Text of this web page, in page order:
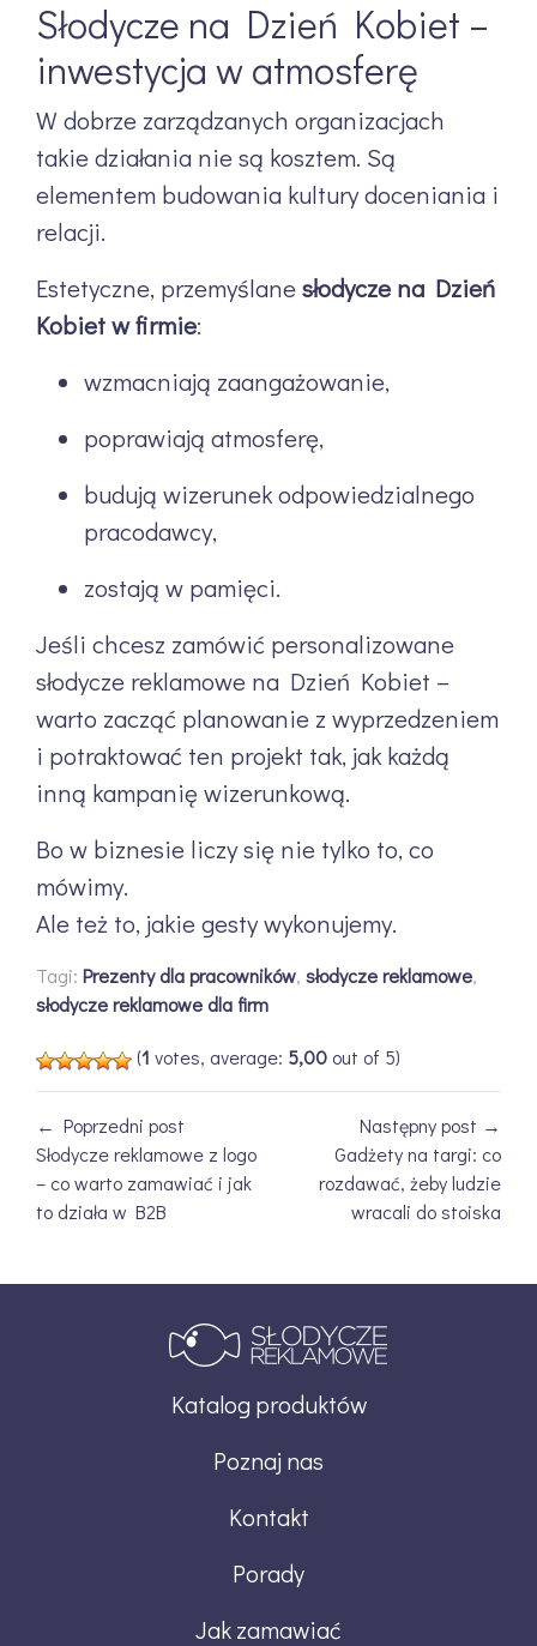
Słodycze na Dzień Kobiet –
inwestycja w atmosferę
W dobrze zarządzanych organizacjach
takie działania nie są kosztem. Są
elementem budowania kultury doceniania i
relacji.
Estetyczne, przemyślanesłodycze na Dzień
Kobiet w firmie:
wzmacniają zaangażowanie,
poprawiają atmosferę,
budują wizerunek odpowiedzialnego
pracodawcy,
zostają w pamięci.
Jeśli chcesz zamówić personalizowane
słodycze reklamowe na Dzień Kobiet –
warto zacząć planowanie z wyprzedzeniem
i potraktować ten projekt tak, jak każdą
inną kampanię wizerunkową.
Bo w biznesie liczy się nie tylko to, co
mówimy.
Ale też to, jakie gesty wykonujemy.
Tagi: Prezenty dla pracowników, słodycze reklamowe,
słodycze reklamowe dla firm
(1 votes, average: 5,00 out of 5)
← Poprzedni post
Słodycze reklamowe z logo
– co warto zamawiać i jak
to działa w B2B
Następny post →
Gadżety na targi: co
rozdawać, żeby ludzie
wracali do stoiska
Katalog produktów
Poznaj nas
Kontakt
Porady
Jak zamawiać